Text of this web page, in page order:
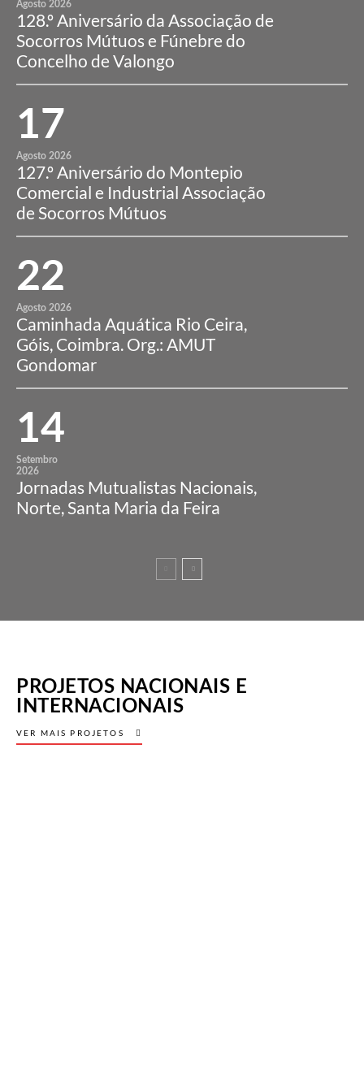
Agosto 2026
128.º Aniversário da Associação de
Socorros Mútuos e Fúnebre do
Concelho de Valongo
17
Agosto 2026
127.º Aniversário do Montepio
Comercial e Industrial Associação
de Socorros Mútuos
22
Agosto 2026
Caminhada Aquática Rio Ceira,
Góis, Coimbra. Org.: AMUT
Gondomar
14
Setembro
2026
Jornadas Mutualistas Nacionais,
Norte, Santa Maria da Feira
PROJETOS NACIONAIS E
INTERNACIONAIS
VER MAIS PROJETOS